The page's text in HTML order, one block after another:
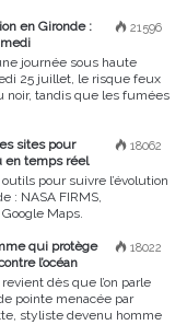
21596
en Gironde :
journée sous haute
25 juillet, le risque feux
noir, tandis que les fumées
18062
sites pour
en temps réel
pour suivre l’évolution
: NASA FIRMS,
Maps.
18022
qui protège
l’océan
dès que l’on parle
pointe menacée par
styliste devenu homme